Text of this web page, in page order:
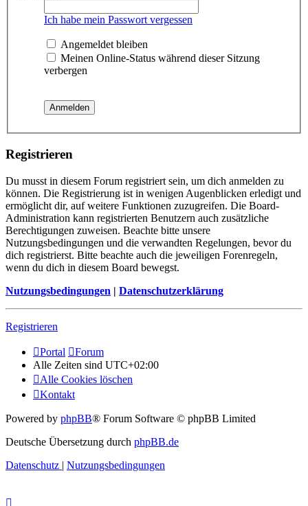
Ich habe mein Passwort vergessen
Angemeldet bleiben
Meinen Online-Status während dieser Sitzung
verbergen
Registrieren
Du musst in diesem Forum registriert sein, um dich anmelden zu
können. Die Registrierung ist in wenigen Augenblicken erledigt und
ermöglicht dir, auf weitere Funktionen zuzugreifen. Die Board-
Administration kann registrierten Benutzern auch zusätzliche
Berechtigungen zuweisen. Beachte bitte unsere
Nutzungsbedingungen und die verwandten Regelungen, bevor du
dich registrierst. Bitte beachte auch die jeweiligen Forenregeln,
wenn du dich in diesem Board bewegst.
Nutzungsbedingungen | Datenschutzerklärung
Registrieren
Portal
Forum
Alle Zeiten sind UTC+02:00
Alle Cookies löschen
Kontakt
Powered by phpBB® Forum Software © phpBB Limited
Deutsche Übersetzung durch phpBB.de
Datenschutz | Nutzungsbedingungen